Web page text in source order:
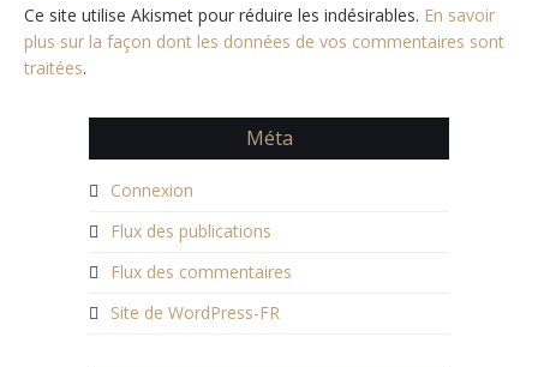
Ce site utilise Akismet pour réduire les indésirables. En savoir
plus sur la façon dont les données de vos commentaires sont
traitées.
Méta
Connexion
Flux des publications
Flux des commentaires
Site de WordPress-FR